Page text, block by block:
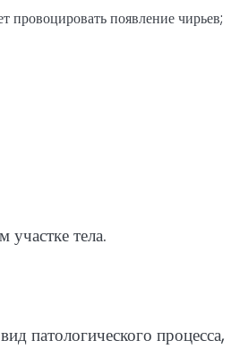
провоцировать появление чирьев;
тела.
патологического процесса,